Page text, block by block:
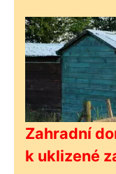
Zahradní
k uklizené